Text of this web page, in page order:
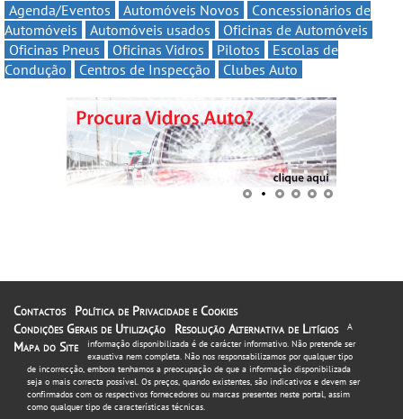
Agenda/Eventos Automóveis Novos
Concessionários de
Automóveis
Automóveis usados
Oficinas de Automóveis
Oficinas Pneus
Oficinas Vidros Pilotos
Escolas de
Condução
Centros de Inspecção Clubes Auto
Contactos
Política de Privacidade e Cookies
Condições Gerais de Utilização
Resolução Alternativa de Litígios
Mapa do Site
A
informação disponibilizada é de carácter informativo. Não pretende ser
exaustiva nem completa. Não nos responsabilizamos por qualquer tipo
de incorrecção, embora tenhamos a preocupação de que a informação disponibilizada
seja o mais correcta possível. Os preços, quando existentes, são indicativos e devem ser
confirmados com os respectivos fornecedores ou marcas presentes neste portal, assim
como qualquer tipo de características técnicas.